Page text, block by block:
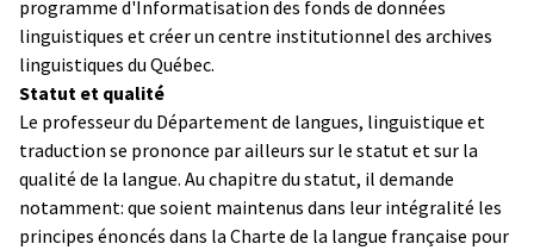
programme d'Informatisation des fonds de données
linguistiques et créer un centre institutionnel des archives
linguistiques du Québec.
Statut et qualité
Le professeur du Département de langues, linguistique et
traduction se prononce par ailleurs sur le statut et sur la
qualité de la langue. Au chapitre du statut, il demande
notamment: que soient maintenus dans leur intégralité les
principes énoncés dans la Charte de la langue française pour